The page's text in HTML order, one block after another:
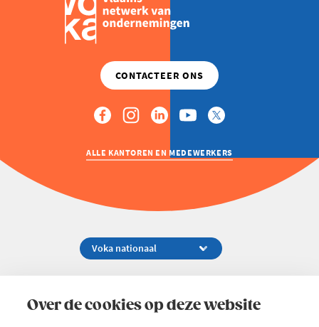
Over de cookies op deze website
ALLE KANTOREN EN MEDEWERKERS
02 229 81 11